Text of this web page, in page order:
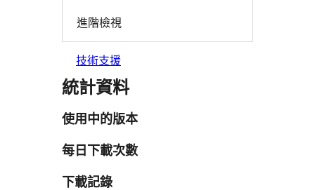
進階檢視
技術支援
統計資料
使用中的版本
每日下載次數
下載記錄